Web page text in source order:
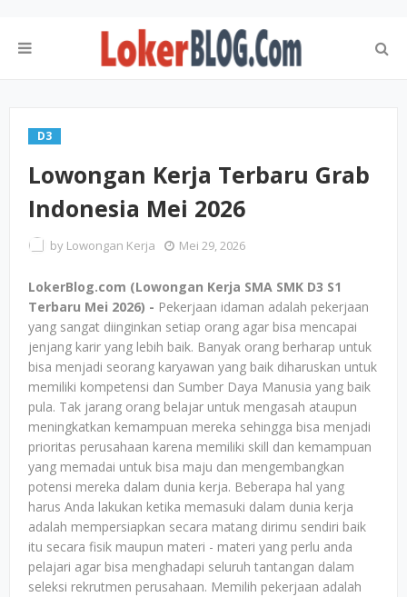
D3
Lowongan Kerja Terbaru Grab
Indonesia Mei 2026
by Lowongan Kerja Mei 29, 2026
LokerBlog.com (Lowongan Kerja SMA SMK D3 S1
Terbaru Mei 2026) - Pekerjaan idaman adalah pekerjaan
yang sangat diinginkan setiap orang agar bisa mencapai
jenjang karir yang lebih baik. Banyak orang berharap untuk
bisa menjadi seorang karyawan yang baik diharuskan untuk
memiliki kompetensi dan Sumber Daya Manusia yang baik
pula. Tak jarang orang belajar untuk mengasah ataupun
meningkatkan kemampuan mereka sehingga bisa menjadi
prioritas perusahaan karena memiliki skill dan kemampuan
yang memadai untuk bisa maju dan mengembangkan
potensi mereka dalam dunia kerja. Beberapa hal yang
harus Anda lakukan ketika memasuki dalam dunia kerja
adalah mempersiapkan secara matang dirimu sendiri baik
itu secara fisik maupun materi - materi yang perlu anda
pelajari agar bisa menghadapi seluruh tantangan dalam
seleksi rekrutmen perusahaan. Memilih pekerjaan adalah